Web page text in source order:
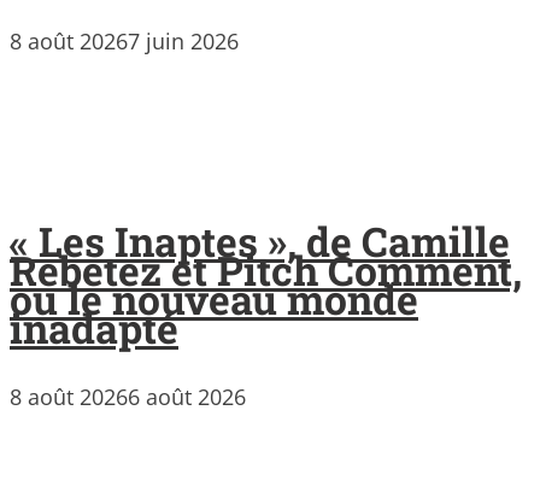
8 août 20267 juin 2026
« Les Inaptes », de Camille
Rebetez et Pitch Comment,
ou le nouveau monde
inadapté
8 août 20266 août 2026